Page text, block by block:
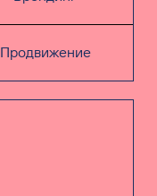
Продвижение